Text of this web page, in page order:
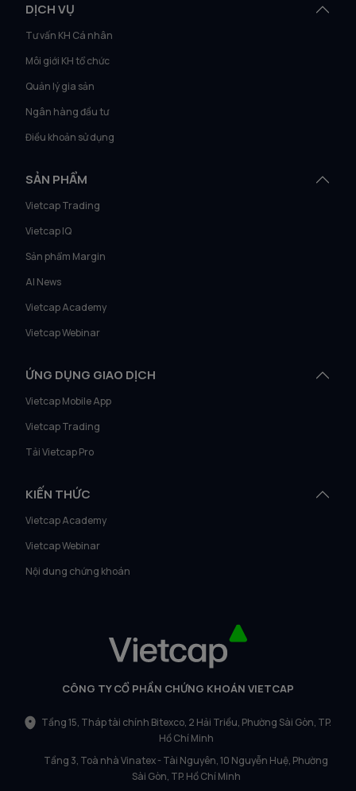
DỊCH VỤ
Tư vấn KH Cá nhân
Môi giới KH tổ chức
Quản lý gia sản
Ngân hàng đầu tư
Điều khoản sử dụng
SẢN PHẨM
Vietcap Trading
Vietcap IQ
Sản phẩm Margin
AI News
Vietcap Academy
Vietcap Webinar
ỨNG DỤNG GIAO DỊCH
Vietcap Mobile App
Vietcap Trading
Tải Vietcap Pro
KIẾN THỨC
Vietcap Academy
Vietcap Webinar
Nội dung chứng khoán
CÔNG TY CỔ PHẦN CHỨNG KHOÁN VIETCAP
Tầng 15, Tháp tài chính Bitexco, 2 Hải Triều, Phường Sài Gòn, TP.
Hồ Chí Minh
Tầng 3, Toà nhà Vinatex - Tài Nguyên, 10 Nguyễn Huệ, Phường
Sài Gòn, TP. Hồ Chí Minh